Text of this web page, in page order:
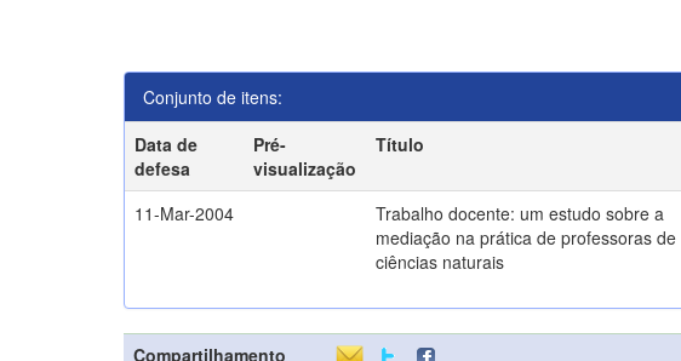
Conjunto de itens:
Data de
defesa
Pré-
visualização
Título
11-Mar-2004
Trabalho docente: um estudo sobre a
mediação na prática de professoras de
ciências naturais
Compartilhamento